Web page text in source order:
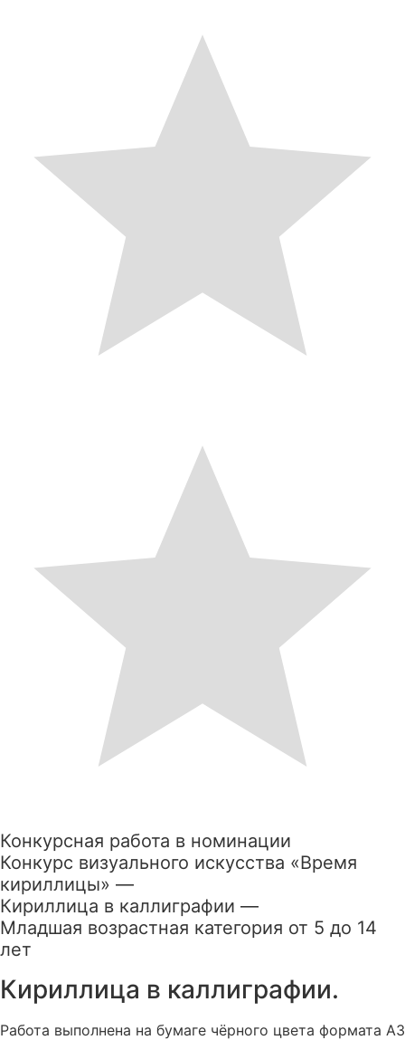
Конкурсная работа в номинации
Конкурс визуального искусства «Время
кириллицы» —
Кириллица в каллиграфии —
Младшая возрастная категория от 5 до 14
лет
Кириллица в каллиграфии.
Работа выполнена на бумаге чёрного цвета формата А3